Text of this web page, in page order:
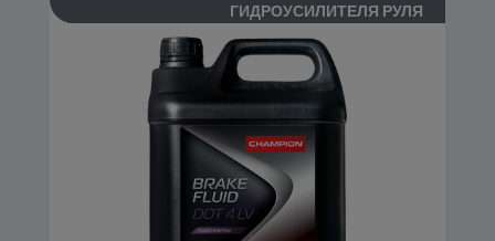
ГИДРОУСИЛИТЕЛЯ РУЛЯ